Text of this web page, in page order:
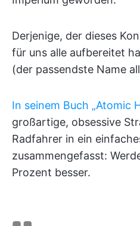
Derjenige, der dieses
für uns alle aufbereitet
(der passendste Name
In seinem Buch „Atomic
großartige, obsessive
Radfahrer in ein
zusammengefasst:
Prozent besser.